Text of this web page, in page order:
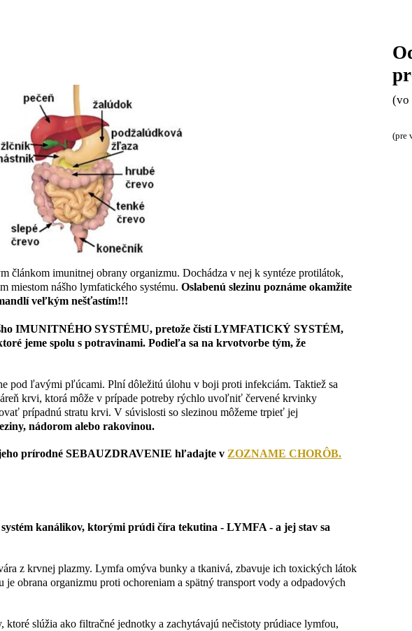
článkom imunitnej obrany organizmu. Dochádza v nej k syntéze protilátok,
miestom nášho lymfatického systému.Oslabenú slezinu poznáme okamžite
veľkým nešťastím!!!
IMUNITNÉHO SYSTÉMU, pretože čistí LYMFATICKÝ SYSTÉM,
jeme spolu s potravinami. Podieľa sa na krvotvorbe tým, že
pod ľavými pľúcami. Plní dôležitú úlohu v boji proti infekciám. Taktiež sa
krvi, ktorá môže v prípade potreby rýchlo uvoľniť červené krvinky
prípadnú stratu krvi. V súvislosti so slezinou môžeme trpieť jej
nádorom alebo rakovinou.
prírodné SEBAUZDRAVENIE hľadajte v ZOZNAME CHORÔB.
kanálikov, ktorými prúdi číra tekutina - LYMFA - a jej stav sa
z krvnej plazmy. Lymfa omýva bunky a tkanivá, zbavuje ich toxických látok
obrana organizmu proti ochoreniam a spätný transport vody a odpadových
ktoré slúžia ako filtračné jednotky a zachytávajú nečistoty prúdiace lymfou,
(vo
(pre